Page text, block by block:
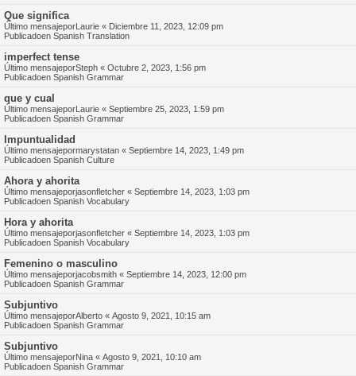
Que significa
Último mensajeporLaurie « Diciembre 11, 2023, 12:09 pm
Publicadoen Spanish Translation
imperfect tense
Último mensajeporSteph « Octubre 2, 2023, 1:56 pm
Publicadoen Spanish Grammar
que y cual
Último mensajeporLaurie « Septiembre 25, 2023, 1:59 pm
Publicadoen Spanish Grammar
Impuntualidad
Último mensajepormarystatan « Septiembre 14, 2023, 1:49 pm
Publicadoen Spanish Culture
Ahora y ahorita
Último mensajeporjasonfletcher « Septiembre 14, 2023, 1:03 pm
Publicadoen Spanish Vocabulary
Hora y ahorita
Último mensajeporjasonfletcher « Septiembre 14, 2023, 1:03 pm
Publicadoen Spanish Vocabulary
Femenino o masculino
Último mensajeporjacobsmith « Septiembre 14, 2023, 12:00 pm
Publicadoen Spanish Grammar
Subjuntivo
Último mensajeporAlberto « Agosto 9, 2021, 10:15 am
Publicadoen Spanish Grammar
Subjuntivo
Último mensajeporNina « Agosto 9, 2021, 10:10 am
Publicadoen Spanish Grammar